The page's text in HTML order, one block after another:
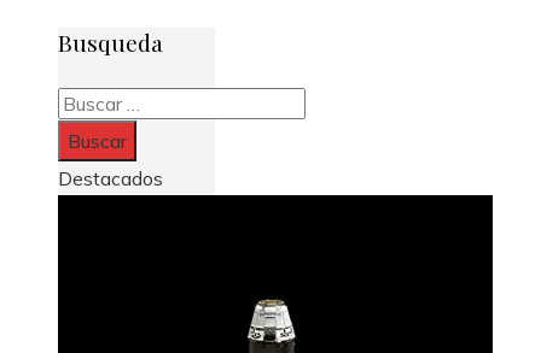
Busqueda
Buscar:
Destacados